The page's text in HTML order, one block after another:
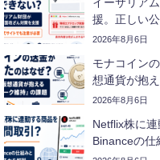
援。正しい
2026年8月6日
モナコイン
想通貨が抱
2026年8月6日
Netflix株に
Binanceの仕